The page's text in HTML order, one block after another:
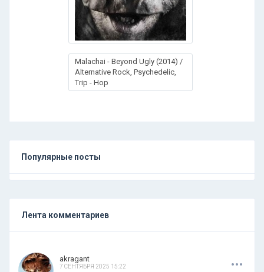
Malachai - Beyond Ugly (2014) /
Alternative Rock, Psychedelic,
Trip - Hop
Популярные посты
Лента комментариев
akragant
7 СЕНТЯБРЯ 2025 15:22 ...